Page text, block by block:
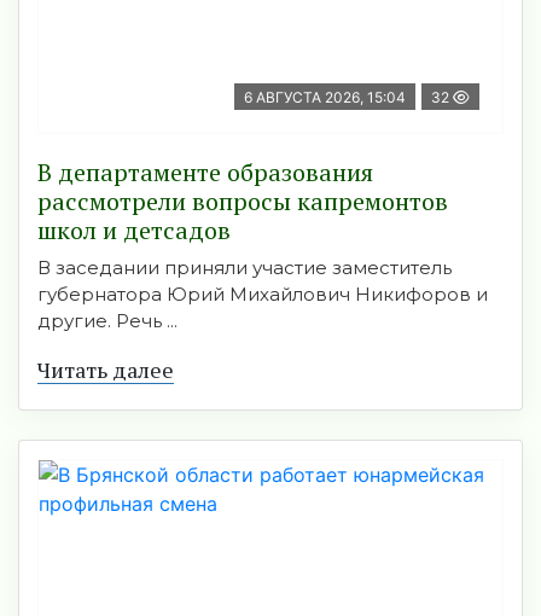
6 АВГУСТА 2026, 15:04 32
В департаменте образования
рассмотрели вопросы капремонтов
школ и детсадов
В заседании приняли участие заместитель
губернатора Юрий Михайлович Никифоров и
другие. Речь ...
Читать далее